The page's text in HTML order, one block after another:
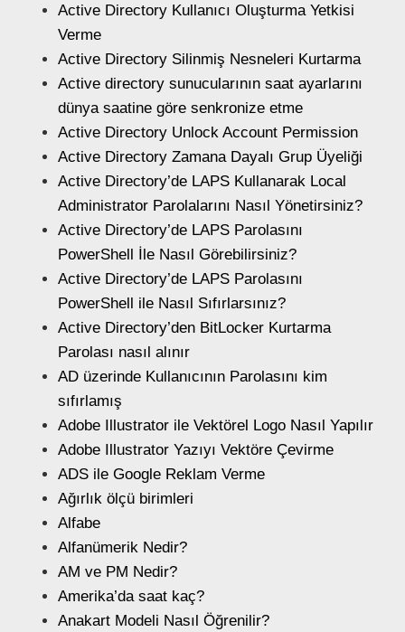
Active Directory Kullanıcı Oluşturma Yetkisi
Verme
Active Directory Silinmiş Nesneleri Kurtarma
Active directory sunucularının saat ayarlarını
dünya saatine göre senkronize etme
Active Directory Unlock Account Permission
Active Directory Zamana Dayalı Grup Üyeliği
Active Directory’de LAPS Kullanarak Local
Administrator Parolalarını Nasıl Yönetirsiniz?
Active Directory’de LAPS Parolasını
PowerShell İle Nasıl Görebilirsiniz?
Active Directory’de LAPS Parolasını
PowerShell ile Nasıl Sıfırlarsınız?
Active Directory’den BitLocker Kurtarma
Parolası nasıl alınır
AD üzerinde Kullanıcının Parolasını kim
sıfırlamış
Adobe Illustrator ile Vektörel Logo Nasıl Yapılır
Adobe Illustrator Yazıyı Vektöre Çevirme
ADS ile Google Reklam Verme
Ağırlık ölçü birimleri
Alfabe
Alfanümerik Nedir?
AM ve PM Nedir?
Amerika’da saat kaç?
Anakart Modeli Nasıl Öğrenilir?